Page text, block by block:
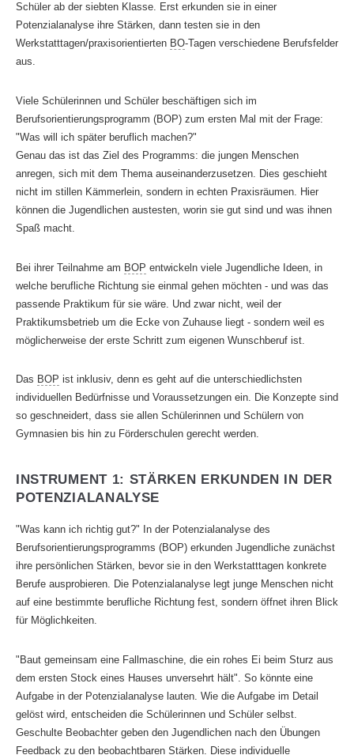
Schüler ab der siebten Klasse. Erst erkunden sie in einer
Potenzialanalyse ihre Stärken, dann testen sie in den
Werkstatttagen/praxisorientierten BO-Tagen verschiedene Berufsfelder
aus.
Viele Schülerinnen und Schüler beschäftigen sich im
Berufsorientierungsprogramm (BOP) zum ersten Mal mit der Frage:
"Was will ich später beruflich machen?"
Genau das ist das Ziel des Programms: die jungen Menschen
anregen, sich mit dem Thema auseinanderzusetzen. Dies geschieht
nicht im stillen Kämmerlein, sondern in echten Praxisräumen. Hier
können die Jugendlichen austesten, worin sie gut sind und was ihnen
Spaß macht.
Bei ihrer Teilnahme am BOP entwickeln viele Jugendliche Ideen, in
welche berufliche Richtung sie einmal gehen möchten - und was das
passende Praktikum für sie wäre. Und zwar nicht, weil der
Praktikumsbetrieb um die Ecke von Zuhause liegt - sondern weil es
möglicherweise der erste Schritt zum eigenen Wunschberuf ist.
Das BOP ist inklusiv, denn es geht auf die unterschiedlichsten
individuellen Bedürfnisse und Voraussetzungen ein. Die Konzepte sind
so geschneidert, dass sie allen Schülerinnen und Schülern von
Gymnasien bis hin zu Förderschulen gerecht werden.
INSTRUMENT 1: STÄRKEN ERKUNDEN IN DER
POTENZIALANALYSE
"Was kann ich richtig gut?" In der Potenzialanalyse des
Berufsorientierungsprogramms (BOP) erkunden Jugendliche zunächst
ihre persönlichen Stärken, bevor sie in den Werkstatttagen konkrete
Berufe ausprobieren. Die Potenzialanalyse legt junge Menschen nicht
auf eine bestimmte berufliche Richtung fest, sondern öffnet ihren Blick
für Möglichkeiten.
"Baut gemeinsam eine Fallmaschine, die ein rohes Ei beim Sturz aus
dem ersten Stock eines Hauses unversehrt hält". So könnte eine
Aufgabe in der Potenzialanalyse lauten. Wie die Aufgabe im Detail
gelöst wird, entscheiden die Schülerinnen und Schüler selbst.
Geschulte Beobachter geben den Jugendlichen nach den Übungen
Feedback zu den beobachtbaren Stärken. Diese individuelle